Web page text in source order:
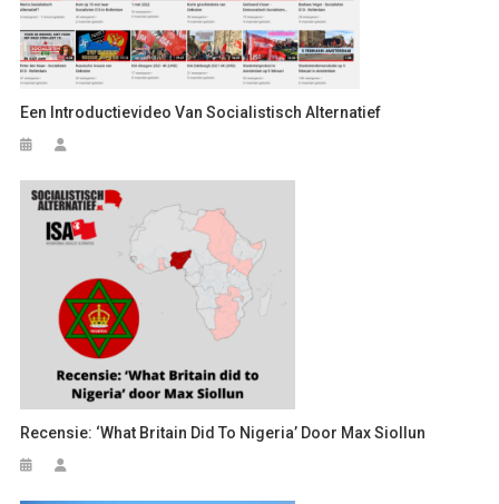
Een Introductievideo Van Socialistisch Alternatief
Recensie: ‘What Britain Did To Nigeria’ Door Max Siollun